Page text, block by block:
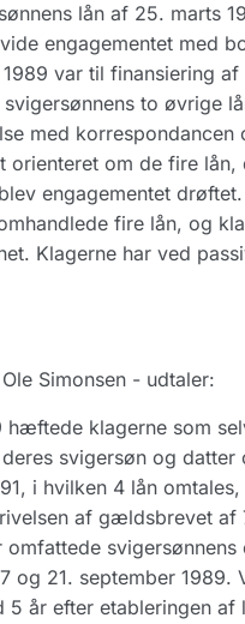
lån af 25. marts
engagementet med
var til finansiering
to øvrige
med korrespondancen
om de fire
engagementet
fire lån, og
Klagerne har ved
Simonsen - udtaler:
klagerne som
svigersøn og
i hvilken 4 lån
af gældsbrevet af
svigersønnens
og 21. september 1989.
år efter etableringen af